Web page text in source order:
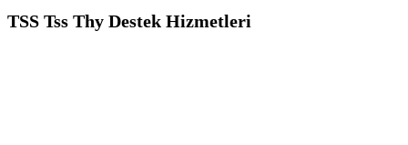
TSS Tss Thy Destek Hizmetleri